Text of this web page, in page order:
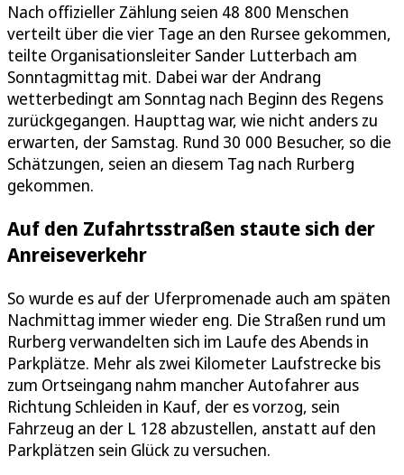
Nach offizieller Zählung seien 48 800 Menschen
verteilt über die vier Tage an den Rursee gekommen,
teilte Organisationsleiter Sander Lutterbach am
Sonntagmittag mit. Dabei war der Andrang
wetterbedingt am Sonntag nach Beginn des Regens
zurückgegangen. Haupttag war, wie nicht anders zu
erwarten, der Samstag. Rund 30 000 Besucher, so die
Schätzungen, seien an diesem Tag nach Rurberg
gekommen.
Auf den Zufahrtsstraßen staute sich der
Anreiseverkehr
So wurde es auf der Uferpromenade auch am späten
Nachmittag immer wieder eng. Die Straßen rund um
Rurberg verwandelten sich im Laufe des Abends in
Parkplätze. Mehr als zwei Kilometer Laufstrecke bis
zum Ortseingang nahm mancher Autofahrer aus
Richtung Schleiden in Kauf, der es vorzog, sein
Fahrzeug an der L 128 abzustellen, anstatt auf den
Parkplätzen sein Glück zu versuchen.